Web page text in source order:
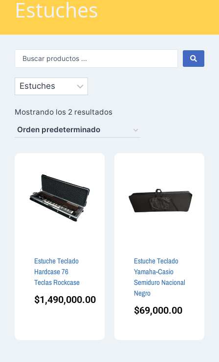
Estuches
Mostrando los 2 resultados
Estuche Teclado
Hardcase 76
Teclas Rockcase
$1,490,000.00
Estuche Teclado
Yamaha-Casio
Semiduro Nacional
Negro
$69,000.00